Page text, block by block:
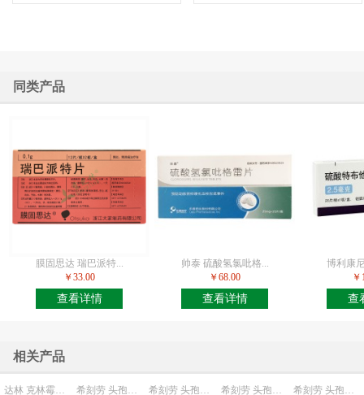
同类产品
膜固思达 瑞巴派特...
￥33.00
查看详情
帅泰 硫酸氢氯吡格...
￥68.00
查看详情
博利康
查
相关产品